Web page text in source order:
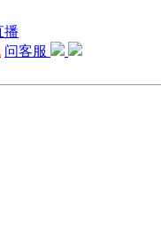
问客服